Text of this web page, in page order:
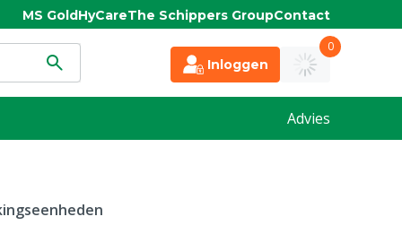
MS GoldHyCareThe Schippers GroupContact
Inloggen
0
Advies